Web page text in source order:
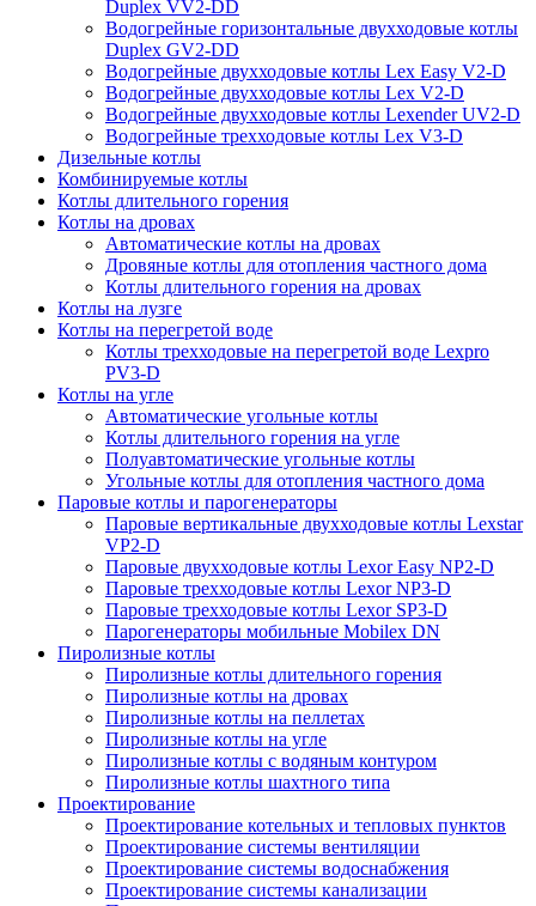
Duplex VV2-DD
Водогрейные горизонтальные двухходовые котлы
Duplex GV2-DD
Водогрейные двухходовые котлы Lex Easy V2-D
Водогрейные двухходовые котлы Lex V2-D
Водогрейные двухходовые котлы Lexender UV2-D
Водогрейные трехходовые котлы Lex V3-D
Дизельные котлы
Комбинируемые котлы
Котлы длительного горения
Котлы на дровах
Автоматические котлы на дровах
Дровяные котлы для отопления частного дома
Котлы длительного горения на дровах
Котлы на лузге
Котлы на перегретой воде
Котлы трехходовые на перегретой воде Lexpro
PV3-D
Котлы на угле
Автоматические угольные котлы
Котлы длительного горения на угле
Полуавтоматические угольные котлы
Угольные котлы для отопления частного дома
Паровые котлы и парогенераторы
Паровые вертикальные двухходовые котлы Lexstar
VP2-D
Паровые двухходовые котлы Lexor Easy NP2-D
Паровые трехходовые котлы Lexor NP3-D
Паровые трехходовые котлы Lexor SP3-D
Парогенераторы мобильные Mobilex DN
Пиролизные котлы
Пиролизные котлы длительного горения
Пиролизные котлы на дровах
Пиролизные котлы на пеллетах
Пиролизные котлы на угле
Пиролизные котлы с водяным контуром
Пиролизные котлы шахтного типа
Проектирование
Проектирование котельных и тепловых пунктов
Проектирование системы вентиляции
Проектирование системы водоснабжения
Проектирование системы канализации